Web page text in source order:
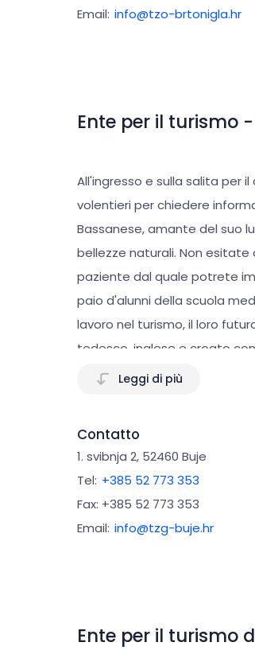
Email: info@tzo-brtonigla.hr
Ente per il turismo
All'ingresso e sulla salita per
volentieri per chiedere
Bassanese, amante del suo
bellezze naturali. Non
paziente dal quale potrete
paio d'alunni della scuola
lavoro nel turismo, il loro
tedesco, inglese e croato
ulivicoltori locali. In aggiunta
Leggi di più
Contatto
1. svibnja 2, 52460 Buje
Tel: +385 52 773 353
Fax: +385 52 773 353
Email: info@tzg-buje.hr
Ente per il turismo